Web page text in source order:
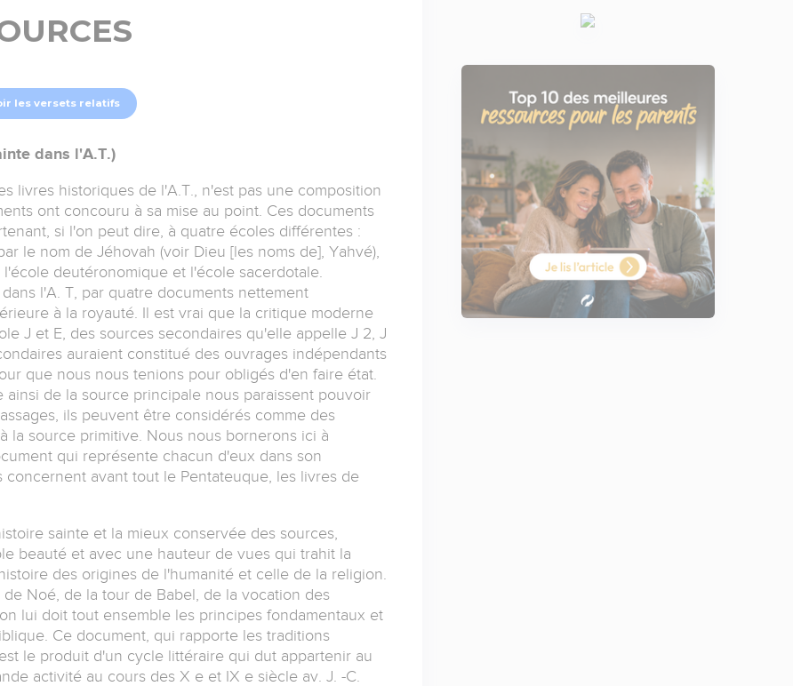
les versets relatifs
dans l'A.T.)
livres historiques de l'A.T., n'est pas une composition
ont concouru à sa mise au point. Ces documents
si l'on peut dire, à quatre écoles différentes :
le nom de Jéhovah (voir Dieu [les noms de], Yahvé),
deutéronomique et l'école sacerdotale.
l'A. T, par quatre documents nettement
à la royauté. Il est vrai que la critique moderne
J et E, des sources secondaires qu'elle appelle J 2, J
auraient constitué des ouvrages indépendants
que nous nous tenions pour obligés d'en faire état.
de la source principale nous paraissent pouvoir
ils peuvent être considérés comme des
la source primitive. Nous nous bornerons ici à
qui représente chacun d'eux dans son
avant tout le Pentateuque, les livres de
sainte et la mieux conservée des sources,
beauté et avec une hauteur de vues qui trahit la
des origines de l'humanité et celle de la religion.
Noé, de la tour de Babel, de la vocation des
lui doit tout ensemble les principes fondamentaux et
Ce document, qui rapporte les traditions
le produit d'un cycle littéraire qui dut appartenir au
activité au cours des X e et IX e siècle av. J. -C.